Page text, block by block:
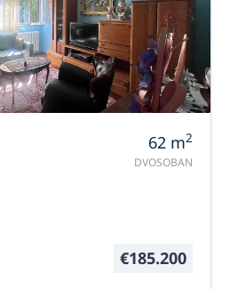
62 m2
DVOSOBAN
€185.200